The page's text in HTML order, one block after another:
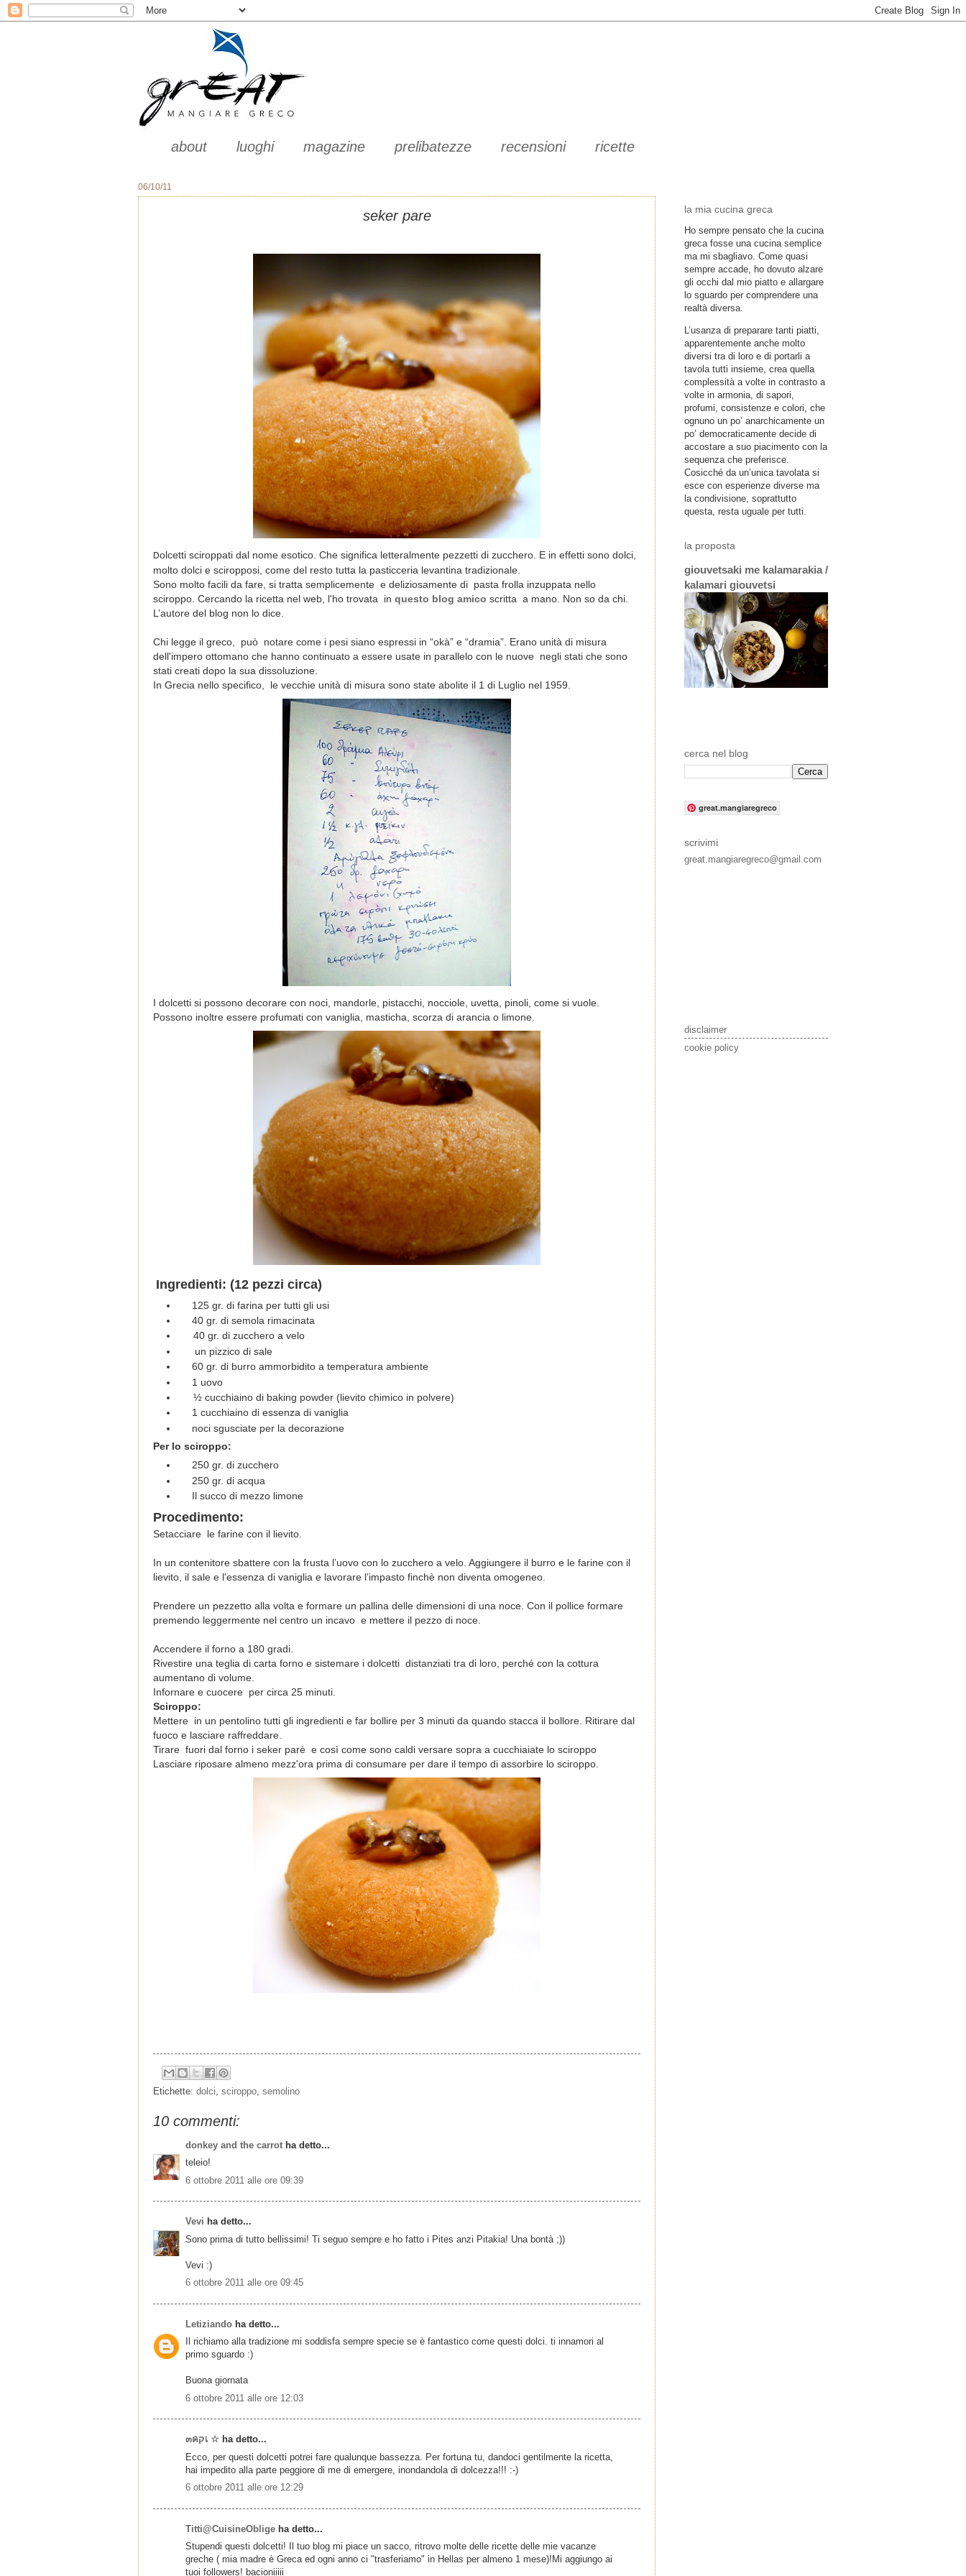
about luoghi magazine prelibatezze recensioni ricette
06/10/11
seker pare
Dolcetti sciroppati dal nome esotico. Che significa letteralmente pezzetti di zucchero. E in effetti sono dolci,
molto dolci e sciropposi, come del resto tutta la pasticceria levantina tradizionale.
Sono molto facili da fare, si tratta semplicemente e deliziosamente di pasta frolla inzuppata nello
sciroppo. Cercando la ricetta nel web, l'ho trovata in questo blog amico scritta a mano. Non so da chi.
L’autore del blog non lo dice.
Chi legge il greco, può notare come i pesi siano espressi in “okà” e “dramia”. Erano unità di misura
dell'impero ottomano che hanno continuato a essere usate in parallelo con le nuove negli stati che sono
stati creati dopo la sua dissoluzione.
In Grecia nello specifico, le vecchie unità di misura sono state abolite il 1 di Luglio nel 1959.
I dolcetti si possono decorare con noci, mandorle, pistacchi, nocciole, uvetta, pinoli, come si vuole.
Possono inoltre essere profumati con vaniglia, masticha, scorza di arancia o limone.
Ingredienti: (12 pezzi circa)
125 gr. di farina per tutti gli usi
40 gr. di semola rimacinata
40 gr. di zucchero a velo
un pizzico di sale
60 gr. di burro ammorbidito a temperatura ambiente
1 uovo
½ cucchiaino di baking powder (lievito chimico in polvere)
1 cucchiaino di essenza di vaniglia
noci sgusciate per la decorazione
Per lo sciroppo:
250 gr. di zucchero
250 gr. di acqua
Il succo di mezzo limone
Procedimento:
Setacciare le farine con il lievito.
In un contenitore sbattere con la frusta l’uovo con lo zucchero a velo. Aggiungere il burro e le farine con il
lievito, il sale e l'essenza di vaniglia e lavorare l’impasto finchè non diventa omogeneo.
Prendere un pezzetto alla volta e formare un pallina delle dimensioni di una noce. Con il pollice formare
premendo leggermente nel centro un incavo e mettere il pezzo di noce.
Accendere il forno a 180 gradi.
Rivestire una teglia di carta forno e sistemare i dolcetti distanziati tra di loro, perché con la cottura
aumentano di volume.
Infornare e cuocere per circa 25 minuti.
Sciroppo:
Mettere in un pentolino tutti gli ingredienti e far bollire per 3 minuti da quando stacca il bollore. Ritirare dal
fuoco e lasciare raffreddare.
Tirare fuori dal forno i seker parè e così come sono caldi versare sopra a cucchiaiate lo sciroppo
Lasciare riposare almeno mezz'ora prima di consumare per dare il tempo di assorbire lo sciroppo.
Etichette: dolci, sciroppo, semolino
10 commenti:
donkey and the carrot ha detto...
teleio!
6 ottobre 2011 alle ore 09:39
Vevi ha detto...
Sono prima di tutto bellissimi! Ti seguo sempre e ho fatto i Pites anzi Pitakia! Una bontà ;))
Vevi :)
6 ottobre 2011 alle ore 09:45
Letiziando ha detto...
Il richiamo alla tradizione mi soddisfa sempre specie se è fantastico come questi dolci. ti innamori al
primo sguardo :)
Buona giornata
6 ottobre 2011 alle ore 12:03
๓คקเ ☆ ha detto...
Ecco, per questi dolcetti potrei fare qualunque bassezza. Per fortuna tu, dandoci gentilmente la ricetta,
hai impedito alla parte peggiore di me di emergere, inondandola di dolcezza!!! :-)
6 ottobre 2011 alle ore 12:29
Titti@CuisineOblige ha detto...
Stupendi questi dolcetti! Il tuo blog mi piace un sacco, ritrovo molte delle ricette delle mie vacanze
greche ( mia madre è Greca ed ogni anno ci "trasferiamo" in Hellas per almeno 1 mese)!Mi aggiungo ai
tuoi followers! bacioniiiii
la mia cucina greca
Ho sempre pensato che la cucina
greca fosse una cucina semplice
ma mi sbagliavo. Come quasi
sempre accade, ho dovuto alzare
gli occhi dal mio piatto e allargare
lo sguardo per comprendere una
realtà diversa.
L’usanza di preparare tanti piatti,
apparentemente anche molto
diversi tra di loro e di portarli a
tavola tutti insieme, crea quella
complessità a volte in contrasto a
volte in armonia, di sapori,
profumi, consistenze e colori, che
ognuno un po’ anarchicamente un
po’ democraticamente decide di
accostare a suo piacimento con la
sequenza che preferisce.
Cosicché da un’unica tavolata si
esce con esperienze diverse ma
la condivisione, soprattutto
questa, resta uguale per tutti.
la proposta
giouvetsaki me kalamarakia /
kalamari giouvetsi
cerca nel blog
great.mangiaregreco
scrivimi
great.mangiaregreco@gmail.com
disclaimer
cookie policy